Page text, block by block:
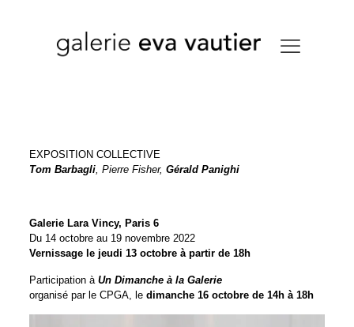
EXPOSITION COLLECTIVE
Tom Barbagli, Pierre Fisher, Gérald Panighi
Galerie Lara Vincy, Paris 6
Du 14 octobre au 19 novembre 2022
Vernissage le jeudi 13 octobre à partir de 18h
Participation à Un Dimanche à la Galerie
organisé par le CPGA, le dimanche 16 octobre de 14h à 18h